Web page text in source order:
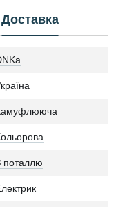
Доставка
поталлю